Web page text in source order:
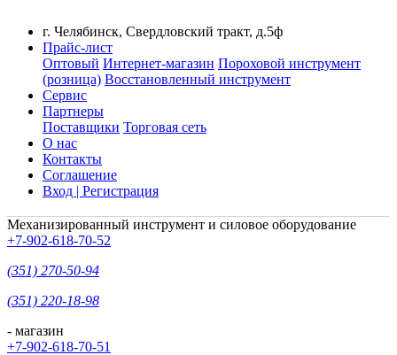
г. Челябинск, Свердловский тракт, д.5ф
Прайс-лист
Оптовый Интернет-магазин Пороховой инструмент
(розница) Восстановленный инструмент
Сервис
Партнеры
Поставщики Торговая сеть
О нас
Контакты
Соглашение
Вход | Регистрация
Механизированный инструмент и силовое оборудование
+7-902-618-70-52
(351) 270-50-94
(351) 220-18-98
- магазин
+7-902-618-70-51